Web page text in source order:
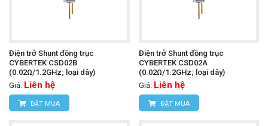
Điện trở Shunt đồng trục
CYBERTEK CSD02B
(0.02Ω/1.2GHz; loại dây)
Giá: Liên hệ
ĐẶT MUA
Điện trở Shunt đồng trục
CYBERTEK CSD02A
(0.02Ω/1.2GHz; loại dây)
Giá: Liên hệ
ĐẶT MUA